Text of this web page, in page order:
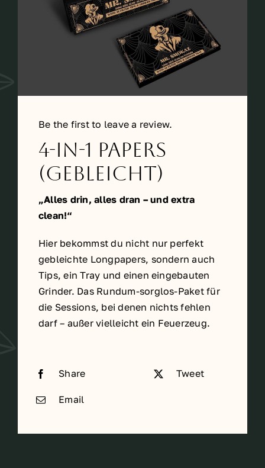
Be the first to leave a review.
4-in-1 Papers
(gebleicht)
„Alles drin, alles dran – und extra
clean!“
Hier bekommst du nicht nur perfekt
gebleichte Longpapers, sondern auch
Tips, ein Tray und einen eingebauten
Grinder. Das Rundum-sorglos-Paket für
die Sessions, bei denen nichts fehlen
darf – außer vielleicht ein Feuerzeug.
Share Tweet
Email